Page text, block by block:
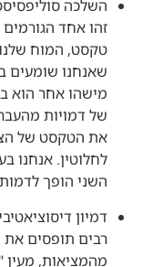
השלכה
זהו אחד
טקסט, המוח שלנו
שאנחנו שומעים
מישהו אחר הוא
של דמויות
את הטקסט של
לחלוטין. אנחנו
השני הופך
דמיון
רבים תופסים את
מהמציאות, מעין